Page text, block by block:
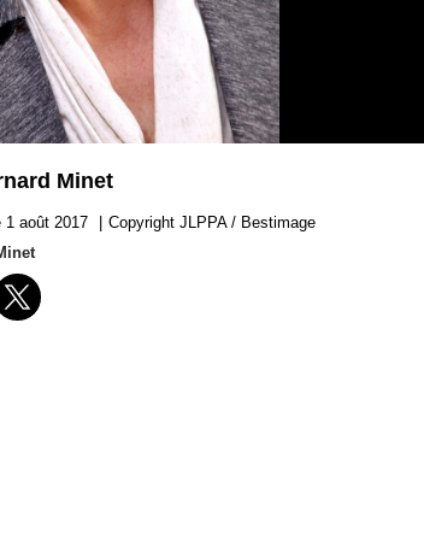
Minet
1 août 2017
Copyright JLPPA / Bestimage